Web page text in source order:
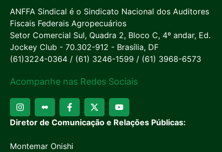
ANFFA Sindical é o Sindicato Nacional dos Auditores
Fiscais Federais Agropecuários
Setor Comercial Sul, Quadra 2, Bloco C, 4º andar, Ed.
Jockey Club - 70.302-912 - Brasília, DF
(61)3224-0364 / (61) 3246-1599 / (61) 3968-6573
Acompanhe nas Redes Sociais
Diretor de Comunicação e Relações Públicas:
Montemar Onishi